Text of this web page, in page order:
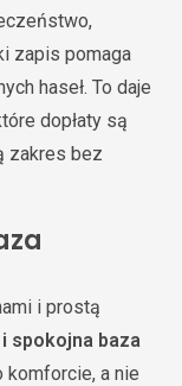
zapis pomaga
haseł. To daje
dopłaty są
zakres bez
i prostą
i spokojna baza
komforcie, a nie